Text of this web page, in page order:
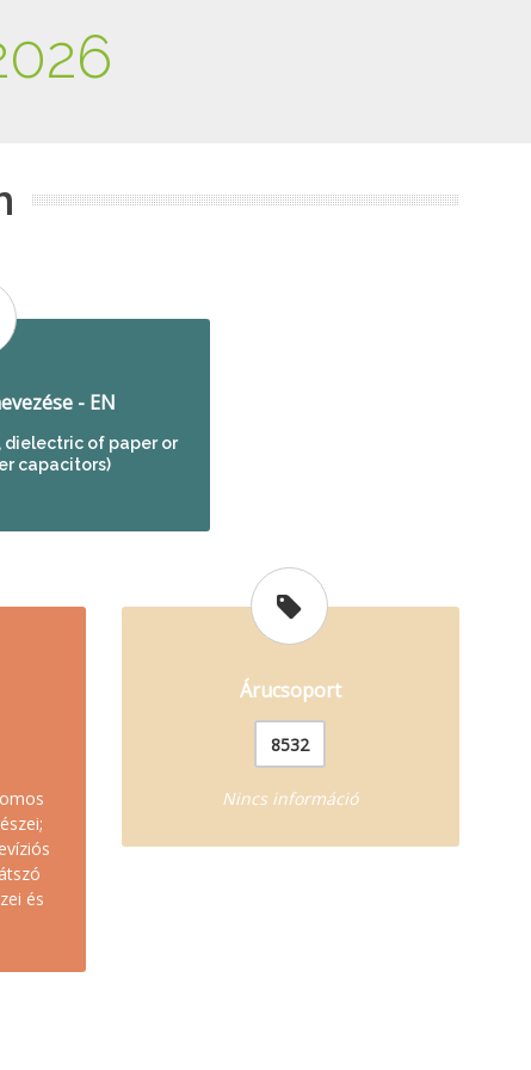
- EN
dielectric of paper or
capacitors)
és
Árucsoport
8532
Nincs információ